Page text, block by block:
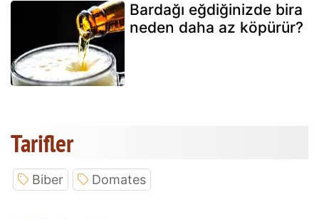
Bardağı eğdiğinizde bira
neden daha az köpürür?
Tarifler
Biber Domates